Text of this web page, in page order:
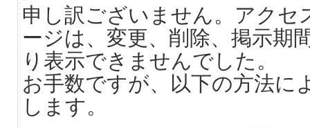
申し訳ございません。アクセ
ージは、変更、削除、掲示期
り表示できませんでした。
お手数ですが、以下の方法に
します。